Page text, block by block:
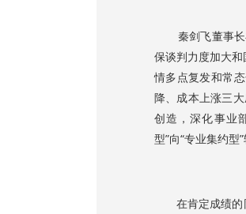
秦剑飞董事长
保谈判力度加大
情多点复发和常
降、成本上涨三
创造，深化事业
型”向“专业集约型
在肯定成绩的同